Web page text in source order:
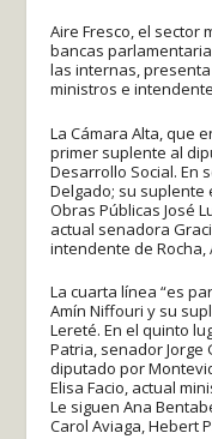
Aire Fresco, el sector
bancas
las internas,
ministros e
La Cámara Alta, que
primer suplente al
Desarrollo Social. En
Delgado; su suplente
Obras Públicas José
actual senadora
intendente de Rocha,
La cuarta línea “es
Amín Niffouri y su
Lereté. En el quinto
Patria, senador
diputado por
Elisa Facio, actual
Le siguen Ana
Carol Aviaga, Hebert